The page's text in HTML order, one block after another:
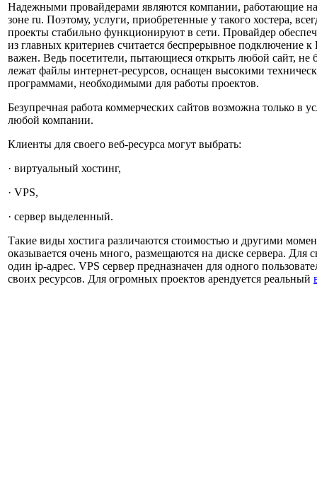
Надежными провайдерами являются компании, работающие
зоне ru. Поэтому, услуги, приобретенные у такого хостера,
проекты стабильно функционируют в сети. Провайдер
из главных критериев считается беспрерывное подключение
важен. Ведь посетители, пытающиеся открыть любой сайт, не
лежат файлы интернет-ресурсов, оснащен высокими
программами, необходимыми для работы проектов.
Безупречная работа коммерческих сайтов возможна только в
любой компании.
Клиенты для своего веб-ресурса могут выбрать:
· виртуальный хостинг,
· VPS,
· сервер выделенный.
Такие виды хостига различаются стоимостью и другими
оказывается очень много, размещаются на диске сервера.
один ip-адрес. VPS сервер предназначен для одного
своих ресурсов. Для огромных проектов арендуется реальный